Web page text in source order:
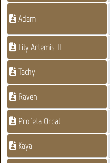
Adam
Lily Artemis II
Tachy
Raven
Profeta Orcal
Kaya